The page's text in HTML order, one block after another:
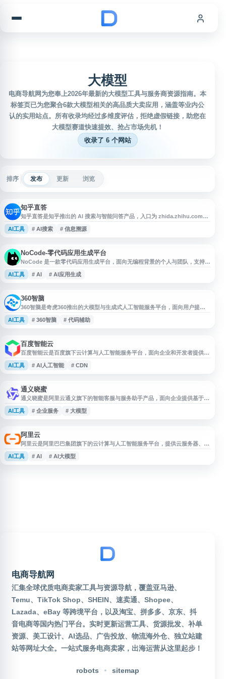
大模型
电商导航网为您奉上2026年最新的大模型工具与服务商资源指南。本
标签页已为您聚合6款大模型相关的高品质大卖应用，涵盖等业内公
认的实用站点。所有收录均经过多维度评估，拒绝虚假链接，助您在
大模型赛道快速提效、抢占市场先机！
收录了 6 个网站
排序 发布 更新 浏览
知乎直答
知乎直答是知乎推出的 AI 搜索与智能问答产品，入口为 zhida.zhihu.com。
它以知乎社区优质内容为核心，结合大模型、知识检索和多数据源辅助生成答
案，并提供结果溯源，帮助用户更高效地获取相对可靠的信息。该工具适合用
AI工具 # AI搜索 # 信息溯源
NoCode-零代码应用生成平台
NoCode 是一款零代码应用生成平台，面向无编程背景的个人与团队，支持通
过自然语言和对话方式快速生成应用、网站和交互页面。平台可用于创建个人
效率工具、产品原型、业务页面等场景，结合 AI 与大语言模型能力，帮助用
AI工具 # AI # AI应用生成
360智脑
360智脑是奇虎360推出的大模型与生成式人工智能服务平台，面向用户提供
智能问答、内容生成、文本处理、代码辅助、办公提效等 AI 能力。平台结合
360在搜索、安全和互联网服务领域的技术积累，支持多场景智能交互与应用
AI工具 # 360智脑 # 代码辅助
百度智能云
百度智能云是百度旗下云计算与人工智能服务平台，面向企业和开发者提供云
服务器、云数据库、对象存储、CDN、物联网、域名注册等基础云服务，以及
大数据、AI 人工智能、文心大模型等云智一体能力，支持应用部署、数据处
AI工具 # AI人工智能 # CDN
通义晓蜜
通义晓蜜是阿里云通义旗下的智能客服与服务助手产品，面向企业提供基于大
模型的对话式服务能力，可用于在线客服、知识问答、业务咨询、工单辅助等
场景。产品支持结合企业知识库与业务流程，帮助提升客户服务效率与响应质
AI工具 # 企业服务 # 大模型
阿里云
阿里云是阿里巴巴集团旗下的云计算与人工智能服务平台，提供云服务器、云
数据库、存储、网络、安全、域名注册与备案等基础云产品，并覆盖大数据分
析、AI大模型、向量检索等智能化能力。平台依托飞天云计算操作系统和全球
AI工具 # AI # AI大模型
电商导航网
汇集全球优质电商卖家工具与资源导航，覆盖亚马逊、
Temu、TikTok Shop、SHEIN、速卖通、Shopee、
Lazada、eBay 等跨境平台，以及淘宝、拼多多、京东、抖
音电商等国内热门平台。实时更新运营工具、货源批发、补单
资源、美工设计、AI选品、广告投放、物流海外仓、独立站建
站等网址大全。一站式服务电商卖家，出海运营从这里起步！
robots sitemap